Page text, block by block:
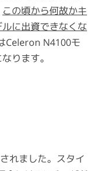
この頃から何故かキ
に出資できなくな
Celeron N4100モ
ります。
れました。スタイ